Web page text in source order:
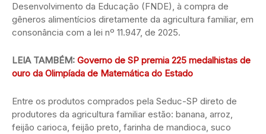
Desenvolvimento da Educação (FNDE), à compra de
gêneros alimentícios diretamente da agricultura familiar, em
consonância com a lei nº 11.947, de 2025.
LEIA TAMBÉM: Governo de SP premia 225 medalhistas de
ouro da Olimpíada de Matemática do Estado
Entre os produtos comprados pela Seduc-SP direto de
produtores da agricultura familiar estão: banana, arroz,
feijão carioca, feijão preto, farinha de mandioca, suco